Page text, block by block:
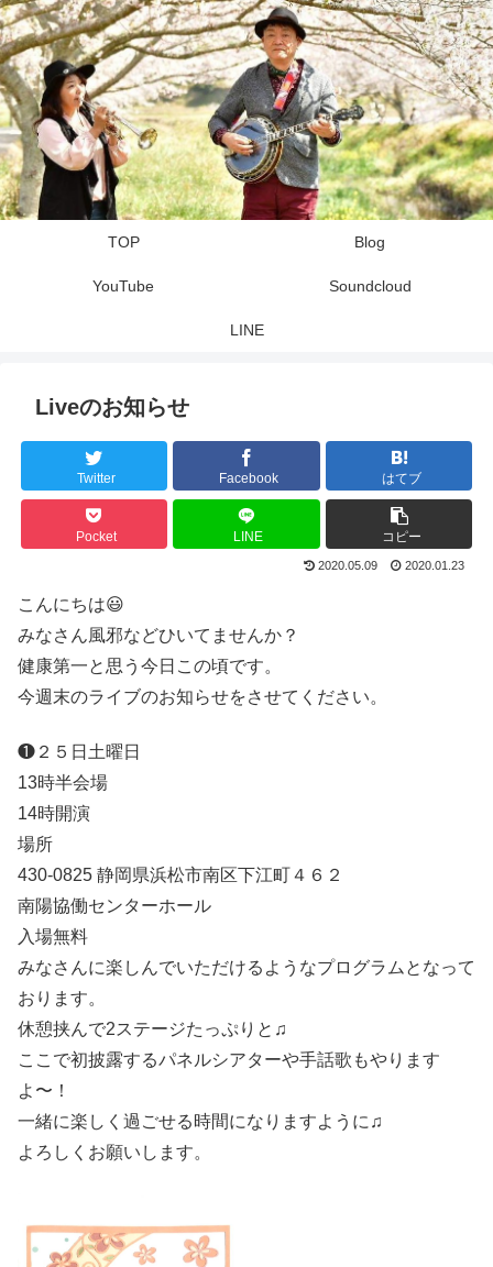
TOP Blog
YouTube Soundcloud
LINE
Liveのお知らせ
Twitter Facebook はてブ
Pocket LINE コピー
2020.05.09 2020.01.23
こんにちは😃
みなさん風邪などひいてませんか？
健康第一と思う今日この頃です。
今週末のライブのお知らせをさせてください。
❶２５日土曜日
13時半会場
14時開演
場所
430-0825 静岡県浜松市南区下江町４６２
南陽協働センターホール
入場無料
みなさんに楽しんでいただけるようなプログラムとなって
おります。
休憩挟んで2ステージたっぷりと♫
ここで初披露するパネルシアターや手話歌もやります
よ〜！
一緒に楽しく過ごせる時間になりますように♫
よろしくお願いします。